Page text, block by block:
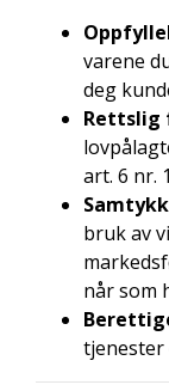
varene
deg
Rettslig
art. 6 nr.
bruk av
når som
tjenester